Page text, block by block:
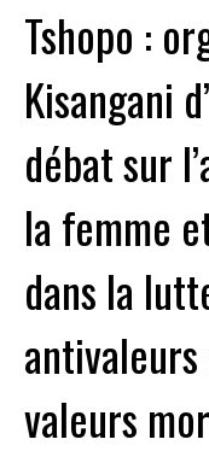
Tshopo :
Kisangani
débat sur
la femme
dans la
valeurs